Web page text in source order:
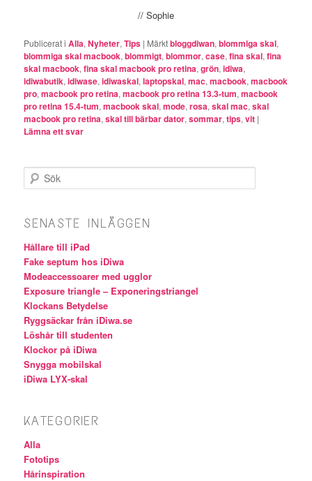
// Sophie
Publicerat i Alla,Nyheter,Tips | Märktbloggdiwan,blommiga skal,
blommiga skal macbook,blommigt,blommor,case,fina skal,fina
skal macbook,fina skal macbook pro retina,grön,idiwa,
idiwabutik,idiwase,idiwaskal,laptopskal,mac,macbook,macbook
pro,macbook pro retina,macbook pro retina 13.3-tum,macbook
pro retina 15.4-tum,macbook skal,mode,rosa,skal mac,skal
macbook pro retina,skal till bärbar dator,sommar,tips,vit |
Lämna ett svar
Sök
SENASTE INLÄGGEN
Hållare till iPad
Fake septum hos iDiwa
Modeaccessoarer med ugglor
Exposure triangle – Exponeringstriangel
Klockans Betydelse
Ryggsäckar från iDiwa.se
Löshår till studenten
Klockor på iDiwa
Snygga mobilskal
iDiwa LYX-skal
KATEGORIER
Alla
Fototips
Hårinspiration